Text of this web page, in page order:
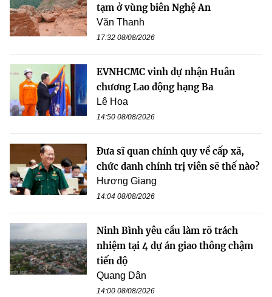
tạm ở vùng biên Nghệ An
Văn Thanh
17:32 08/08/2026
EVNHCMC vinh dự nhận Huân
chương Lao động hạng Ba
Lê Hoa
14:50 08/08/2026
Đưa sĩ quan chính quy về cấp xã,
chức danh chính trị viên sẽ thế nào?
Hương Giang
14:04 08/08/2026
Ninh Bình yêu cầu làm rõ trách
nhiệm tại 4 dự án giao thông chậm
tiến độ
Quang Dân
14:00 08/08/2026